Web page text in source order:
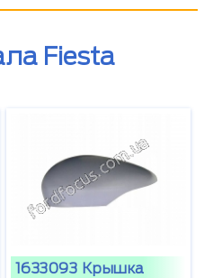
Fiesta
1633093 Крышка